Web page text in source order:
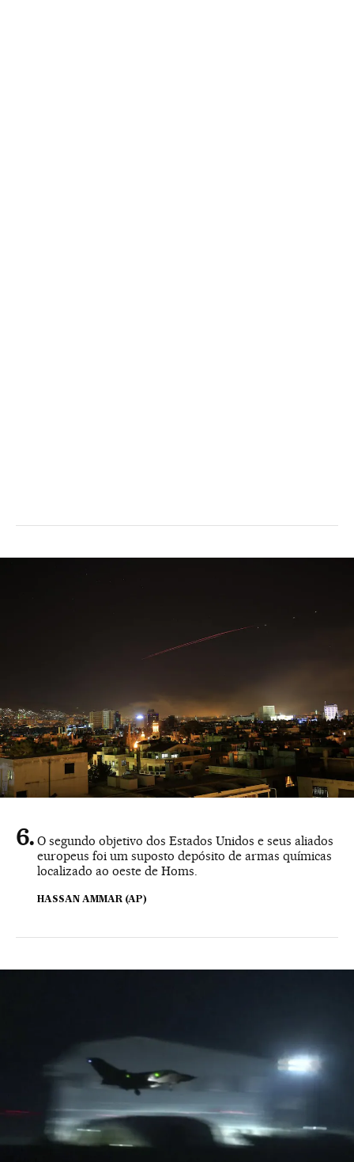
O segundo objetivo dos Estados Unidos e seus aliados
europeus foi um suposto depósito de armas químicas
localizado ao oeste de Homs.
HASSAN AMMAR (AP)